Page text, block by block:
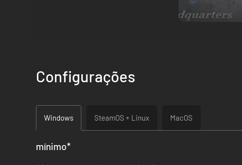
Com seis pelotões, mais de 50 armas, seis mapas enormes,
sempre que quiseres! Todos os pormenores foram criados
Configurações
Windows SteamOS + Linux MacOS
mínimo*